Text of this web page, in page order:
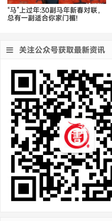
“马”上过年:30副马年新春对联，
总有一副适合你家门楣!
关注公众号获取最新资讯